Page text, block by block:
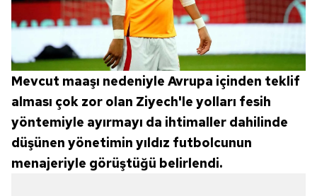
Mevcut maaşı nedeniyle Avrupa içinden teklif
alması çok zor olan Ziyech'le yolları fesih
yöntemiyle ayırmayı da ihtimaller dahilinde
düşünen yönetimin yıldız futbolcunun
menajeriyle görüştüğü belirlendi.